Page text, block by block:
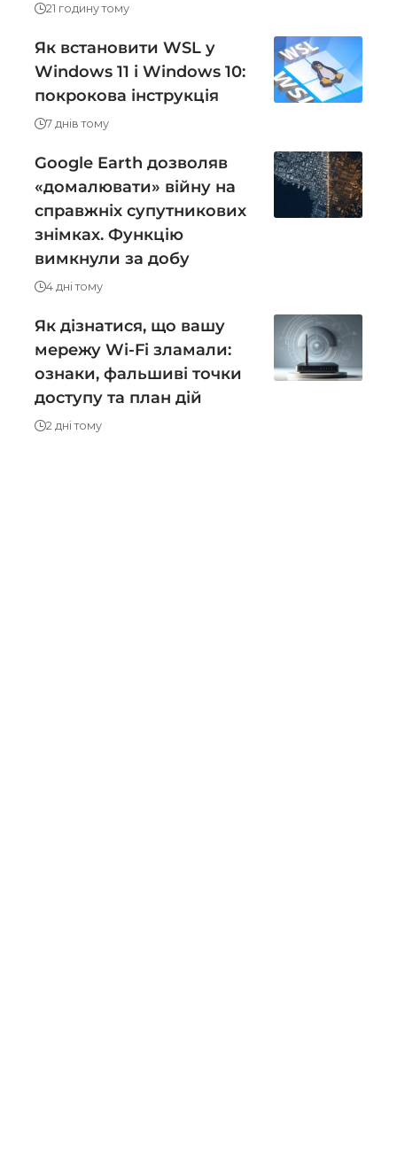
21 годину тому
Як встановити WSL у
Windows 11 і Windows 10:
покрокова інструкція
7 днів тому
Google Earth дозволяв
«домалювати» війну на
справжніх супутникових
знімках. Функцію
вимкнули за добу
4 дні тому
Як дізнатися, що вашу
мережу Wi-Fi зламали:
ознаки, фальшиві точки
доступу та план дій
2 дні тому